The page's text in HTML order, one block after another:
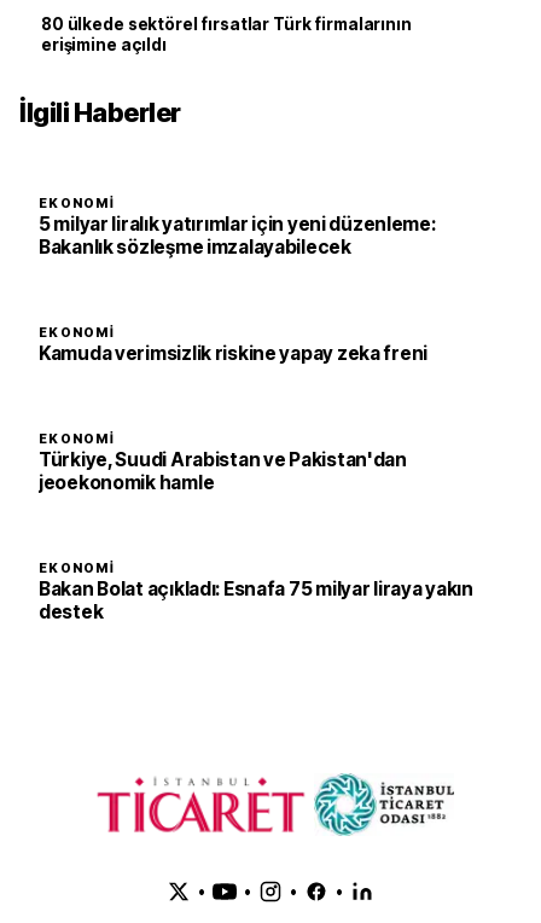
80 ülkede sektörel fırsatlar Türk firmalarının
erişimine açıldı
İlgili Haberler
EKONOMI
5 milyar liralık yatırımlar için yeni düzenleme:
Bakanlık sözleşme imzalayabilecek
EKONOMI
Kamuda verimsizlik riskine yapay zeka freni
EKONOMI
Türkiye, Suudi Arabistan ve Pakistan'dan
jeoekonomik hamle
EKONOMI
Bakan Bolat açıkladı: Esnafa 75 milyar liraya yakın
destek
• • • •